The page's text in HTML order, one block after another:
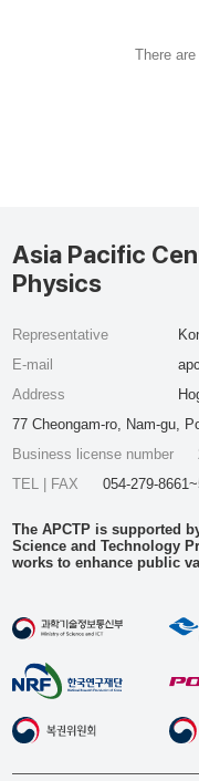
There
Asia Pacific
Physics
Representative
E-mail
Address
77 Cheongam-ro, Nam-gu,
Business license number
TEL | FAX
054-279-
The APCTP is supported
Science and Technology
works to enhance public